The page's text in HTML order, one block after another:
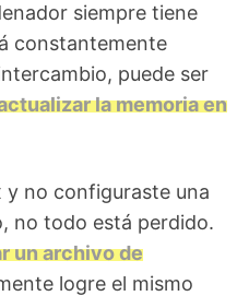
siempre tiene
constantemente
puede ser
la memoria en
y no configuraste una
no todo está perdido.
un archivo de
logre el mismo